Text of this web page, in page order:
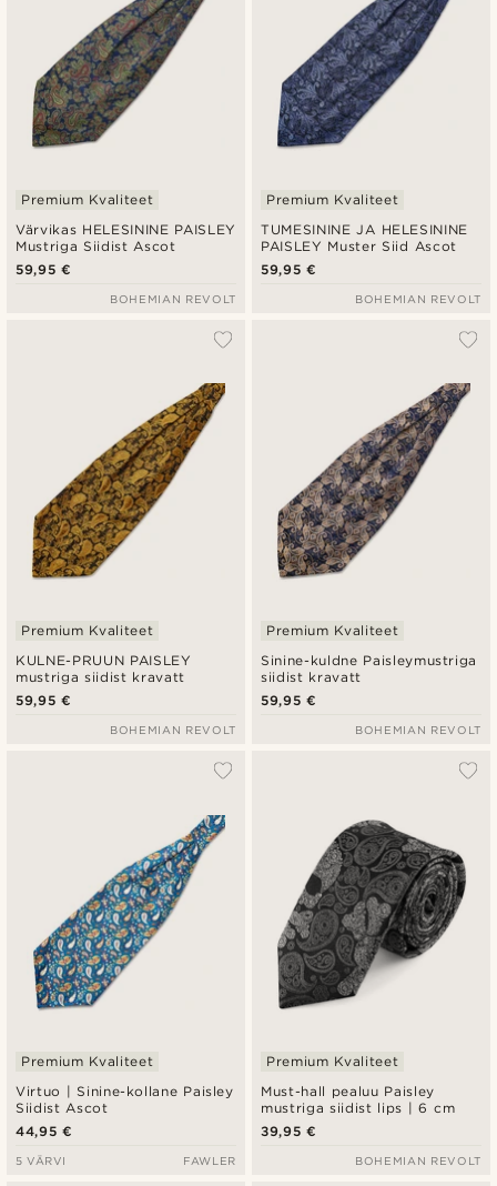
Värvikas HELESININE PAISLEY
Mustriga Siidist Ascot
Premium Kvaliteet
59,95 €
BOHEMIAN REVOLT
TUMESININE JA HELESININE
PAISLEY Muster Siid Ascot
Premium Kvaliteet
59,95 €
BOHEMIAN REVOLT
KULNE-PRUUN PAISLEY
mustriga siidist kravatt
Premium Kvaliteet
59,95 €
BOHEMIAN REVOLT
Sinine-kuldne Paisleymustriga
siidist kravatt
Premium Kvaliteet
59,95 €
BOHEMIAN REVOLT
Virtuo | Sinine-kollane Paisley
Siidist Ascot
Premium Kvaliteet
44,95 €
5 VÄRVI FAWLER
Must-hall pealuu Paisley
mustriga siidist lips | 6 cm
Premium Kvaliteet
39,95 €
BOHEMIAN REVOLT